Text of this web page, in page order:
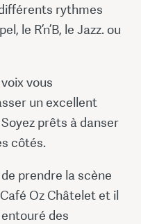
rythmes
le R’n’B, le Jazz. ou
vous
un excellent
prêts à danser
côtés.
prendre la scène
Oz Châtelet et il
des